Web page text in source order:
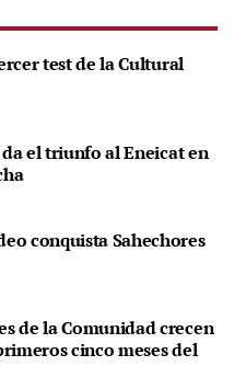
test de la Cultural
el triunfo al Eneicat en
conquista Sahechores
de la Comunidad crecen
cinco meses del